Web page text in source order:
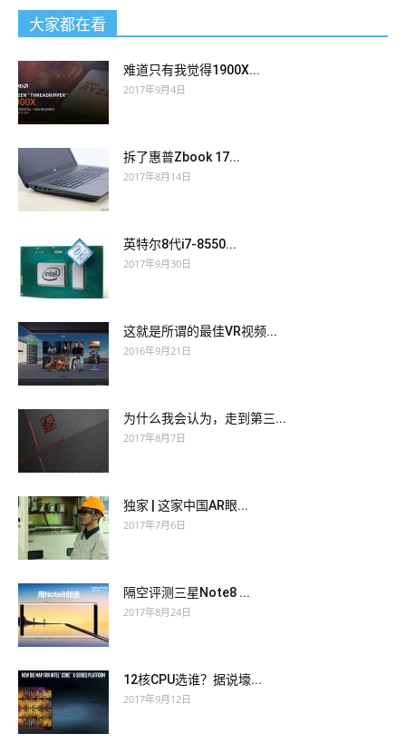
大家都在看
难道只有我觉得1900X...
2017年9月4日
拆了惠普Zbook 17...
2017年8月14日
英特尔8代i7-8550...
2017年9月30日
这就是所谓的最佳VR视频...
2016年9月21日
为什么我会认为，走到第三...
2017年8月7日
独家 | 这家中国AR眼...
2017年7月6日
隔空评测三星Note8 ...
2017年8月24日
12核CPU选谁？据说壕...
2017年9月12日